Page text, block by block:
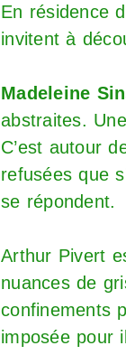
En résidence
invitent à
Madeleine
abstraites.
C’est autour
refusées que
se répondent.
Arthur Pivert
nuances de
confinements
imposée pour